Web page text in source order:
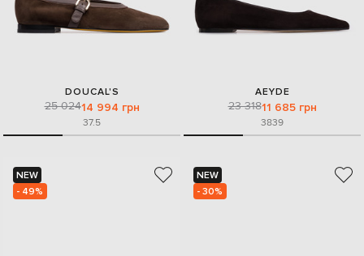
DOUCAL'S
25 02414 994 грн
37.5
AEYDE
23 31811 685 грн
3839
NEW
- 49%
NEW
- 30%